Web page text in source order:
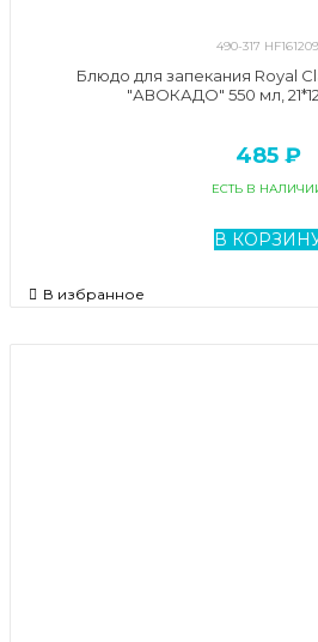
490-317 HF161209
Блюдо для запекания Royal
"АВОКАДО" 550 мл,
485 ₽
ЕСТЬ В
В
В избранное